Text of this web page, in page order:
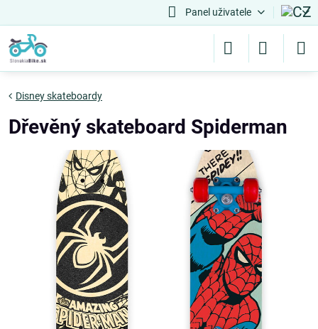
Panel uživatele
Disney skateboardy
Dřevěný skateboard Spiderman